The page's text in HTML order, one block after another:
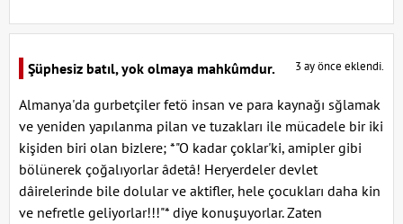
Şüphesiz batıl, yok olmaya mahkûmdur. 3 ay önce eklendi.
Almanya'da gurbetçiler fetö insan ve para kaynağı sğlamak
ve yeniden yapılanma pilan ve tuzakları ile mücadele bir iki
kişiden biri olan bizlere; *"O kadar çoklar'ki, amipler gibi
bölünerek çoğalıyorlar âdetâ! Heryerdeler devlet
dâirelerinde bile dolular ve aktifler, hele çocukları daha kin
ve nefretle geliyorlar!!!"* diye konuşuyorlar. Zaten